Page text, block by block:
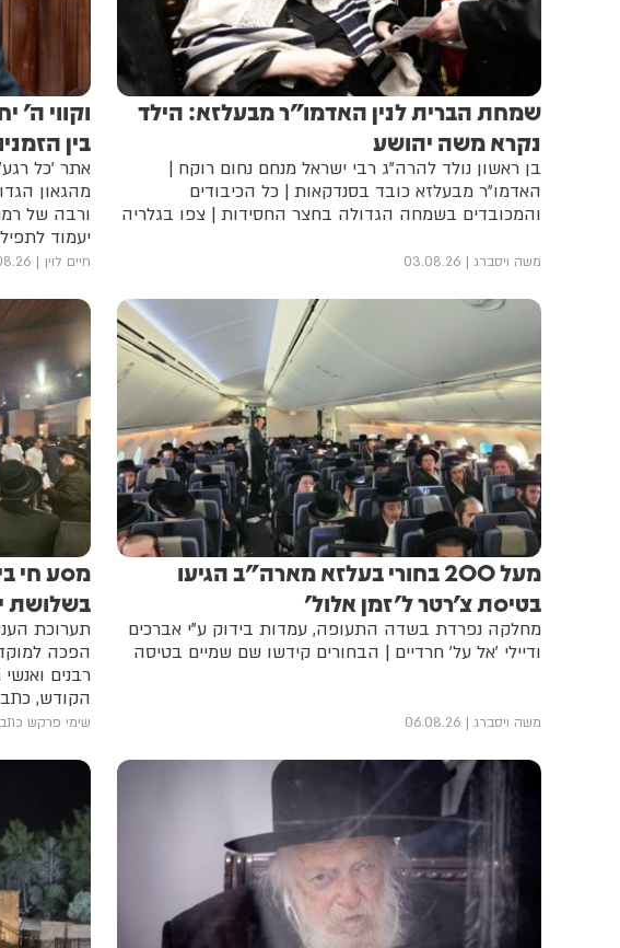
שמחת הברית לנין האדמו"ר מבעלזא: הילד
נקרא משה יהושע
בן ראשון נולד להרה"ג רבי ישראל מנחם נחום רוקח |
האדמו"ר מבעלזא כובד בסנדקאות | כל הכיבודים
והמכובדים בשמחה הגדולה בחצר החסידות | צפו בגלריה
משה ויסברג 03.08.26
וקווי ה'
בין
אתר 'כל
מהגאון
ורבה של
יעמוד
חיים לוין
מעל 200 בחורי בעלזא מארה"ב הגיעו
בטיסת צ'רטר ל'זמן אלול'
מחלקה נפרדת בשדה התעופה, עמדות בידוק ע"י אברכים
ודיילי 'אל על' חרדיים | הבחורים קידשו שם שמיים בטיסה
משה ויסברג 06.08.26
מסע חי
בשלושת
תערוכת
הפכה
רבנים
הקודש,
מושבים
הבא |
שימי פרקש